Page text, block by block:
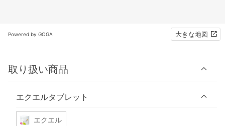
Powered by GOGA 大きな地図
取り扱い商品
エクエルタブレット
エクエル